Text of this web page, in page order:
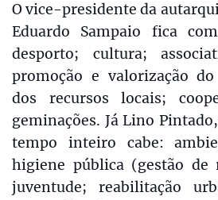
O vice-presidente da
Eduardo Sampaio fica
desporto; cultura;
promoção e valorização
dos recursos locais;
geminações. Já Lino
tempo inteiro cabe:
higiene pública (gestão de
juventude; reabilitação